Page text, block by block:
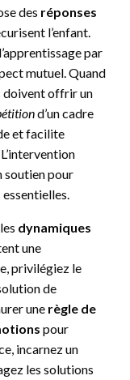
des réponses
l’enfant.
par
mutuel. Quand
doivent offrir un
d’un cadre
et facilite
soutien pour
dynamiques
une
privilégiez le
de
une règle de
pour
incarnez un
les solutions